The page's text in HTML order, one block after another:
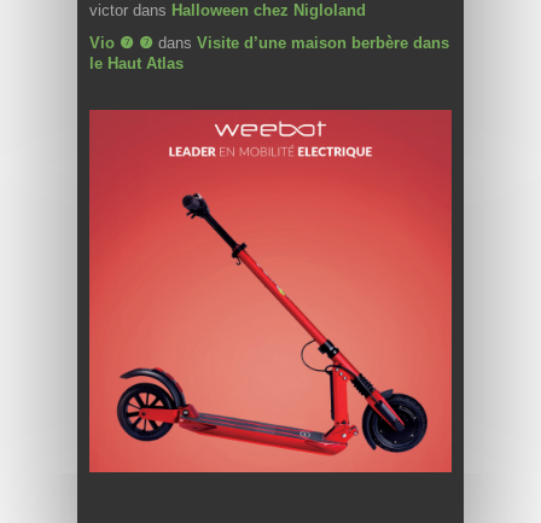
victor dans Halloween chez Nigloland
Vio ❼ ❼ dans Visite d’une maison berbère dans
le Haut Atlas